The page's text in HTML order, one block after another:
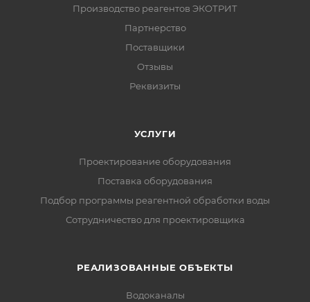
Производство реагентов ЭКОТРИТ
Партнерство
Поставщики
Отзывы
Реквизиты
УСЛУГИ
Проектирование оборудования
Поставка оборудования
Подбор программы реагентной обработки воды
Сотрудничество для проектировщика
РЕАЛИЗОВАННЫЕ ОБЪЕКТЫ
Водоканалы